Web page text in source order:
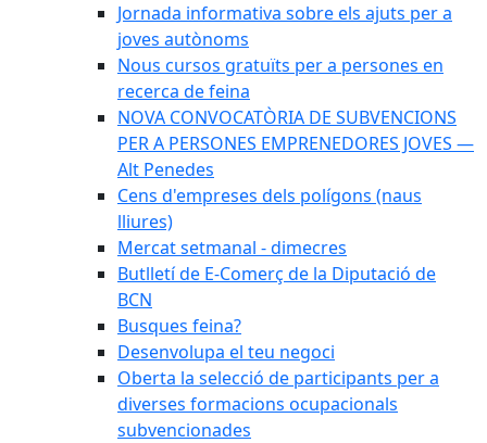
Jornada informativa sobre els ajuts per a
joves autònoms
Nous cursos gratuïts per a persones en
recerca de feina
NOVA CONVOCATÒRIA DE SUBVENCIONS
PER A PERSONES EMPRENEDORES JOVES —
Alt Penedes
Cens d'empreses dels polígons (naus
lliures)
Mercat setmanal - dimecres
Butlletí de E-Comerç de la Diputació de
BCN
Busques feina?
Desenvolupa el teu negoci
Oberta la selecció de participants per a
diverses formacions ocupacionals
subvencionades